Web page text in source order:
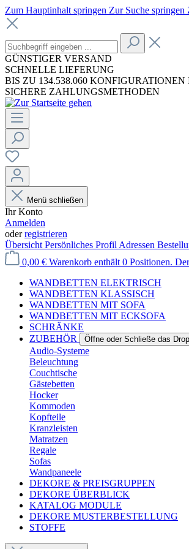
Zum Hauptinhalt springen Zur Suche springen
GÜNSTIGER VERSAND
SCHNELLE LIEFERUNG
BIS ZU 134.538.060
SICHERE ZAHLUNGSMETHODEN
Menü schließen
Ihr Konto
Anmelden
oderregistrieren
Übersicht Persönliches Profil Adressen
0,00 € Warenkorb enthält 0 Positionen.
WANDBETTEN ELEKTRISCH
WANDBETTEN KLASSISCH
WANDBETTEN MIT SOFA
WANDBETTEN MIT ECKSOFA
SCHRÄNKE
ZUBEHÖR
Öffne oder Schließe das
Audio-Systeme
Beleuchtung
Couchtische
Gästebetten
Hocker
Kommoden
Kopfteile
Kranzleisten
Matratzen
Regale
Sofas
Wandpaneele
DEKORE & PREISGRUPPEN
DEKORE ÜBERBLICK
KATALOG MODULE
DEKORE MUSTERBESTELLUNG
STOFFE